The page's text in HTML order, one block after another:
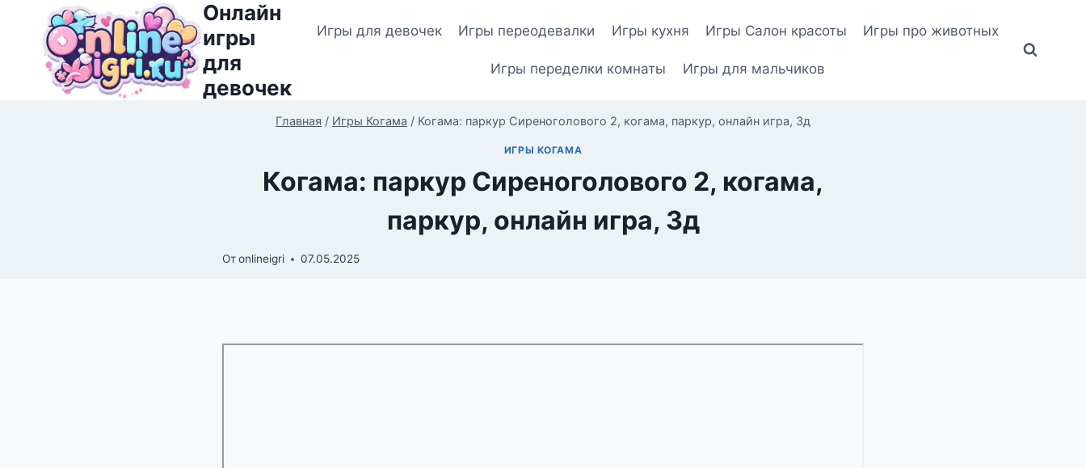
Перейти
содержимому
Онлайн
игры
для
девочек
Игры для девочек Игры переодевалки Игры кухня Игры Салон красоты Игры про животных
Игры переделки комнаты Игры для мальчиков
Главная / Игры Когама / Когама: паркур Сиреноголового 2, когама, паркур, онлайн игра, 3д
ИГРЫ КОГАМА
Когама: паркур Сиреноголового 2, когама,
паркур, онлайн игра, 3д
Отonlineigri 07.05.2025